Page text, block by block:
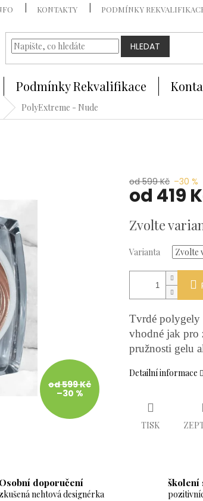
KONTAKTY PODMÍNKY
HLEDAT
Podmínky Rekvalifikace
PolyExtreme - Nude
od 599 Kč
–30 %
od 599 Kč –30 %
od 419
cena:
Zvolte
Varianta
Tvrdé polygely
vhodné jak pro
pružnosti gelu
Detailní informace
TISK
Osobní doporučení
nehtová designérka
školení